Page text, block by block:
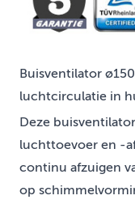
Buisventilator
luchtcirculatie in
Deze
luchttoevoer en -
continu afzuigen
op